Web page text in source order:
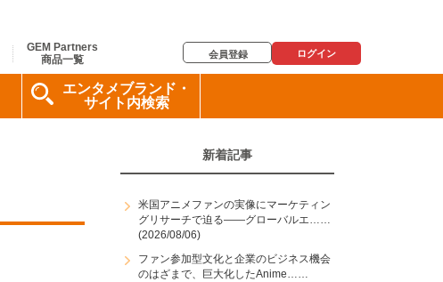
GEM Partners
商品一覧
会員登録 ログイン
エンタメブランド・
サイト内検索
新着記事
米国アニメファンの実像にマーケティン
グリサーチで迫る――グローバルエ……
(2026/08/06)
ファン参加型文化と企業のビジネス機会
のはざまで、巨大化したAnime……